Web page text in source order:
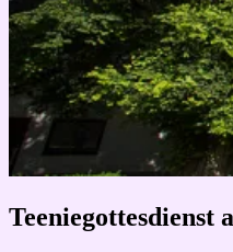
Teeniegottesdienst